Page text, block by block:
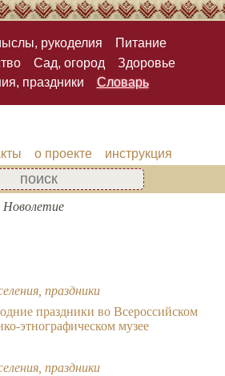
рукоделия
Питание
Сад, огород
Здоровье
праздники
Словарь
о проекте инструкция
Новолетие
праздники
праздники во Всероссийском
этнографическом музее
праздники